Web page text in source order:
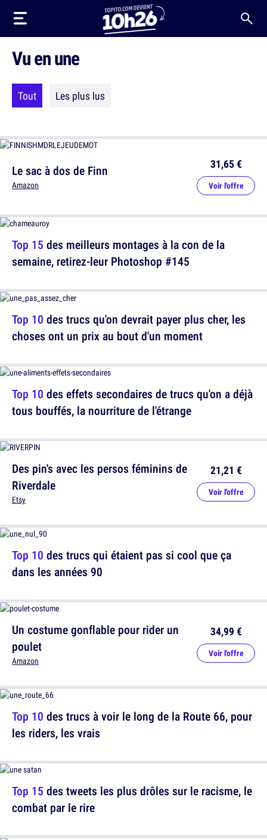
Vu en une
Tout Les plus lus
Le sac à dos de Finn
Amazon
31,65 €
Voir l'offre
Top 10 des trucs qu'on devrait payer plus cher, les
choses ont un prix au bout d'un moment
Des pin's avec les persos féminins de
Riverdale
Etsy
21,21 €
Voir l'offre
Un costume gonflable pour rider un
poulet
Amazon
34,99 €
Voir l'offre
Top 15 des tweets les plus drôles sur le racisme, le
combat par le rire
Top 15 des meilleurs montages à la con de la
semaine, retirez-leur Photoshop #145
Top 10 des effets secondaires de trucs qu'on a déjà
tous bouffés, la nourriture de l'étrange
Top 10 des trucs qui étaient pas si cool que ça
dans les années 90
Top 10 des trucs à voir le long de la Route 66, pour
les riders, les vrais